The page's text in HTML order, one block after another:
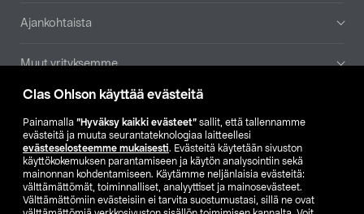
Clas Ohlson käyttää evästeitä
Painamalla ”Hyväksy kaikki evästeet” sallit, että tallennamme
evästeitä ja muuta seurantateknologiaa laitteellesi
evästeselosteemme mukaisesti. Evästeitä käytetään sivuston
käyttökokemuksen parantamiseen ja käytön analysointiin sekä
mainonnan kohdentamiseen. Käytämme neljänlaisia evästeitä:
välttämättömät, toiminnalliset, analyyttiset ja mainosevästeet.
Välttämättömiin evästeisiin ei tarvita suostumustasi, sillä ne ovat
Ajankohtaista
Muut yrityksemme
Etsi myymälä
SE NO FI
FI SV